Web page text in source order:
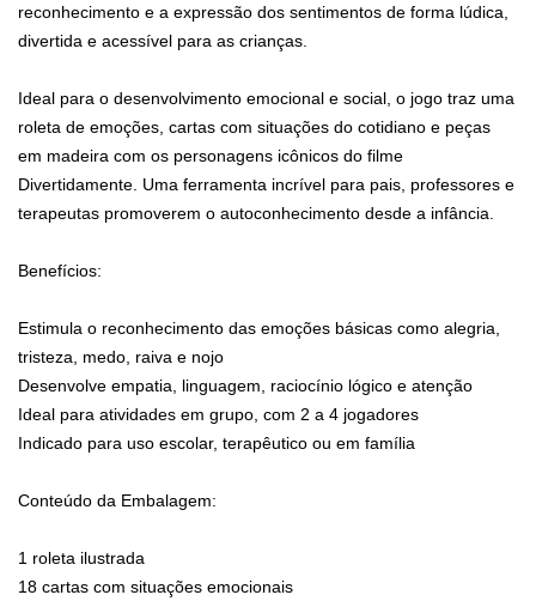
reconhecimento e a expressão dos sentimentos de forma lúdica,
divertida e acessível para as crianças.
Ideal para o desenvolvimento emocional e social, o jogo traz uma
roleta de emoções, cartas com situações do cotidiano e peças
em madeira com os personagens icônicos do filme
Divertidamente. Uma ferramenta incrível para pais, professores e
terapeutas promoverem o autoconhecimento desde a infância.
Benefícios:
Estimula o reconhecimento das emoções básicas como alegria,
tristeza, medo, raiva e nojo
Desenvolve empatia, linguagem, raciocínio lógico e atenção
Ideal para atividades em grupo, com 2 a 4 jogadores
Indicado para uso escolar, terapêutico ou em família
Conteúdo da Embalagem:
1 roleta ilustrada
18 cartas com situações emocionais